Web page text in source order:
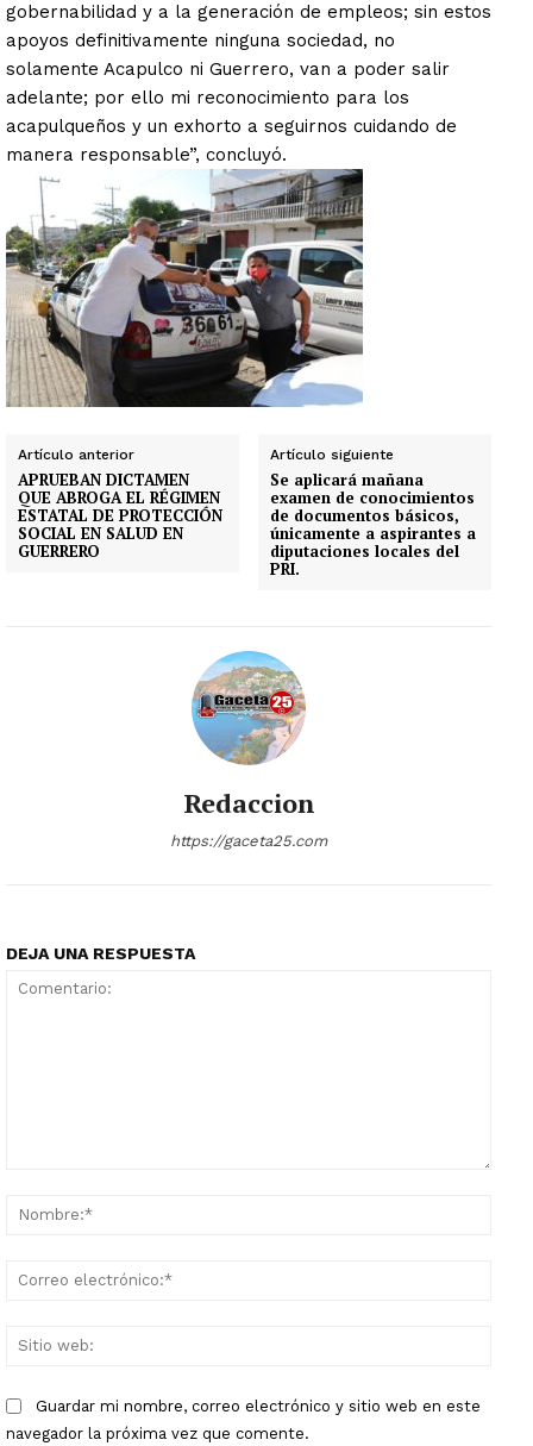
gobernabilidad y a la generación de empleos; sin estos
apoyos definitivamente ninguna sociedad, no
solamente Acapulco ni Guerrero, van a poder salir
adelante; por ello mi reconocimiento para los
acapulqueños y un exhorto a seguirnos cuidando de
manera responsable”, concluyó.
Artículo anterior
APRUEBAN DICTAMEN
QUE ABROGA EL RÉGIMEN
ESTATAL DE PROTECCIÓN
SOCIAL EN SALUD EN
GUERRERO
Artículo siguiente
Se aplicará mañana
examen de conocimientos
de documentos básicos,
únicamente a aspirantes a
diputaciones locales del
PRI.
Redaccion
https://gaceta25.com
DEJA UNA RESPUESTA
Guardar mi nombre, correo electrónico y sitio web en este
navegador la próxima vez que comente.